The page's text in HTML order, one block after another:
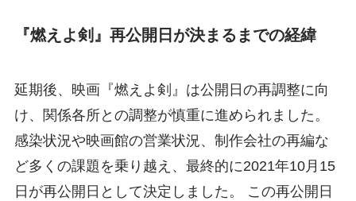
『燃えよ剣』再公開日が決まるまでの経緯
延期後、映画『燃えよ剣』は公開日の再調整に向
け、関係各所との調整が慎重に進められました。
感染状況や映画館の営業状況、制作会社の再編な
ど多くの課題を乗り越え、最終的に2021年10月15
日が再公開日として決定しました。 この再公開日